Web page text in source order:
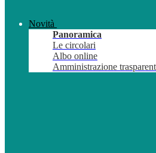
Novità
Panoramica
Le circolari
Albo online
Amministrazione